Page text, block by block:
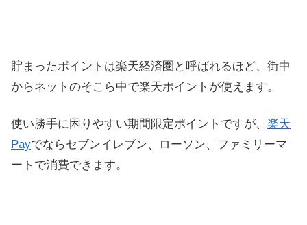
貯まったポイントは楽天経済圏と呼ばれるほど、街中
からネットのそこら中で楽天ポイントが使えます。
使い勝手に困りやすい期間限定ポイントですが、 楽天
Payでならセブンイレブン、ローソン、ファミリーマ
ートで消費できます。